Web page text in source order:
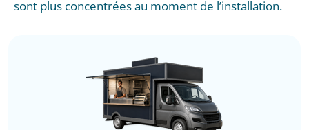
sont plus concentrées au moment de l’installation.